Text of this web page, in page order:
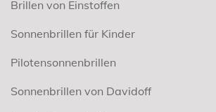
Brillen von Einstoffen
Sonnenbrillen für Kinder
Pilotensonnenbrillen
Sonnenbrillen von Davidoff